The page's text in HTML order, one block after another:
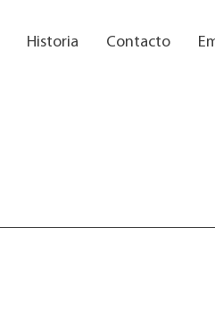
Historia Contacto